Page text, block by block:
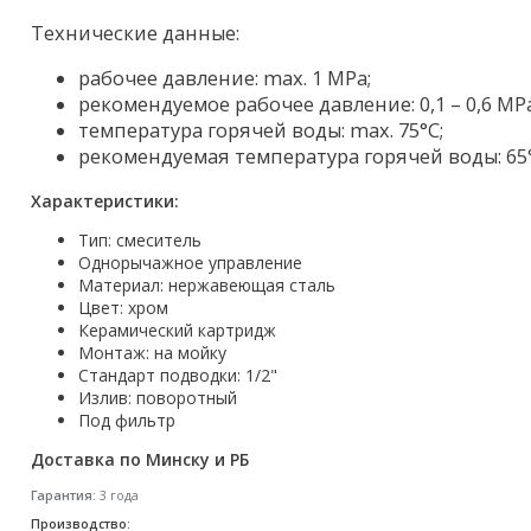
Технические данные:
рабочее давление: max. 1 MPa;
рекомендуемое рабочее давление: 0,1 – 0,6
температура горячей воды: max. 75°C;
рекомендуемая температура горячей воды:
Характеристики:
Тип: смеситель
Однорычажное управление
Материал: нержавеющая сталь
Цвет: хром
Керамический картридж
Монтаж: на мойку
Стандарт подводки: 1/2"
Излив: поворотный
Под фильтр
Доставка по Минску и РБ
Гарантия: 3 года
Производство: